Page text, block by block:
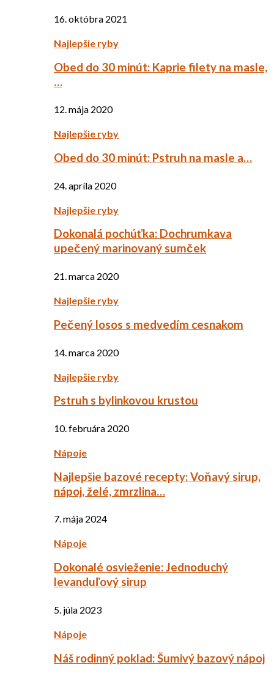
16. októbra 2021
Najlepšie ryby
Obed do 30 minút: Kaprie filety na masle,
…
12. mája 2020
Najlepšie ryby
Obed do 30 minút: Pstruh na masle a…
24. apríla 2020
Najlepšie ryby
Dokonalá pochúťka: Dochrumkava
upečený marinovaný sumček
21. marca 2020
Najlepšie ryby
Pečený losos s medvedím cesnakom
14. marca 2020
Najlepšie ryby
Pstruh s bylinkovou krustou
10. februára 2020
Nápoje
Najlepšie bazové recepty: Voňavý sirup,
nápoj, želé, zmrzlina…
7. mája 2024
Nápoje
Dokonalé osvieženie: Jednoduchý
levanduľový sirup
5. júla 2023
Nápoje
Náš rodinný poklad: Šumivý bazový nápoj